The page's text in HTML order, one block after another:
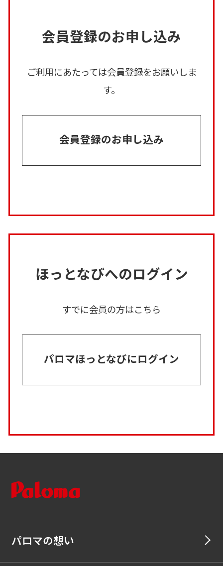
会員登録のお申し込み
ご利用にあたっては会員登録をお願いしま
す。
会員登録のお申し込み
ほっとなびへのログイン
すでに会員の方はこちら
パロマほっとなびにログイン
パロマの想い